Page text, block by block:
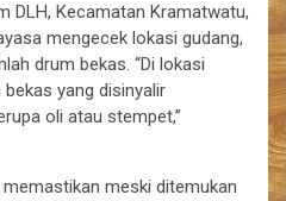
DLH, Kecamatan Kramatwatu,
mengecek lokasi gudang,
drum bekas. “Di lokasi
yang disinyalir
oli atau stempet,”
meski ditemukan